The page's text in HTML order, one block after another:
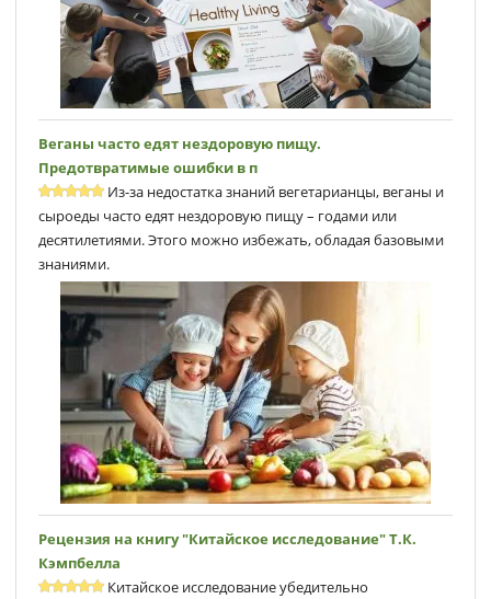
Веганы часто едят нездоровую пищу.
Предотвратимые ошибки в п
Из-за недостатка знаний вегетарианцы, веганы и
сыроеды часто едят нездоровую пищу – годами или
десятилетиями. Этого можно избежать, обладая базовыми
знаниями.
Рецензия на книгу "Китайское исследование" Т.К.
Кэмпбеллa
Китайское исследование убедительно